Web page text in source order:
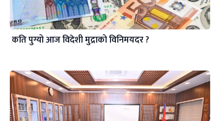
कति पुग्यो आज विदेशी मुद्राको विनिमयदर ?